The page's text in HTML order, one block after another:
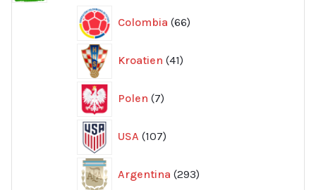
Colombia 66
produkter
Kroatien 41
produkter
Polen 7
produkter
USA 107
produkter
Argentina 293
produkter